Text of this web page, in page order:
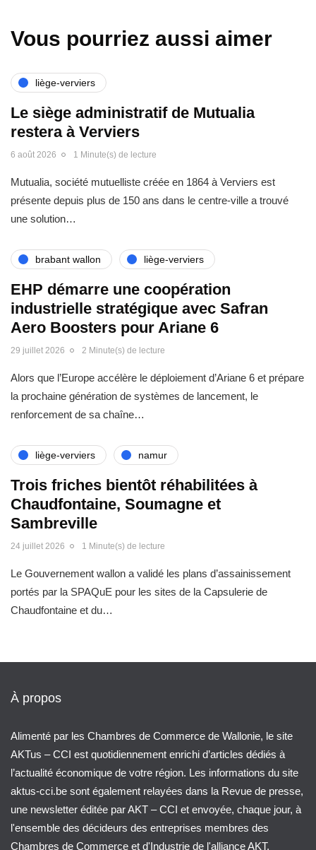
Vous pourriez aussi aimer
liège-verviers
Le siège administratif de Mutualia
restera à Verviers
6 août 2026 1 Minute(s) de lecture
Mutualia, société mutuelliste créée en 1864 à Verviers est
présente depuis plus de 150 ans dans le centre-ville a trouvé
une solution…
brabant wallon liège-verviers
EHP démarre une coopération
industrielle stratégique avec Safran
Aero Boosters pour Ariane 6
29 juillet 2026 2 Minute(s) de lecture
Alors que l’Europe accélère le déploiement d’Ariane 6 et prépare
la prochaine génération de systèmes de lancement, le
renforcement de sa chaîne…
liège-verviers namur
Trois friches bientôt réhabilitées à
Chaudfontaine, Soumagne et
Sambreville
24 juillet 2026 1 Minute(s) de lecture
Le Gouvernement wallon a validé les plans d’assainissement
portés par la SPAQuE pour les sites de la Capsulerie de
Chaudfontaine et du…
À propos
Alimenté par les Chambres de Commerce de Wallonie, le site
AKTus – CCI est quotidiennement enrichi d’articles dédiés à
l’actualité économique de votre région. Les informations du site
aktus-cci.be sont également relayées dans la Revue de presse,
une newsletter éditée par AKT – CCI et envoyée, chaque jour, à
l'ensemble des décideurs des entreprises membres des
Chambres de Commerce et d'Industrie de l'alliance AKT.